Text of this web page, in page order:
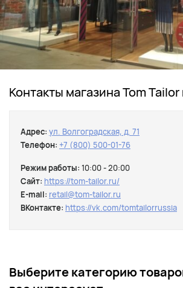
Контакты магазина Tom
Адрес: ул. Волгоградская, д. 71
Телефон: +7 (800) 500-01-76
Режим работы: 10:00 - 20:00
Сайт: https://tom-tailor.ru/
E-mail: retail@tom-tailor.ru
ВКонтакте: https://vk.com/tomtailorrussia
Выберите категорию